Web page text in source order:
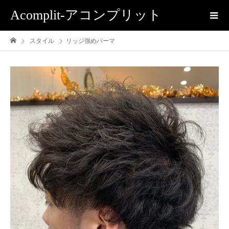
Acomplit-アコンプリット
スタイル リッジ強めパーマ